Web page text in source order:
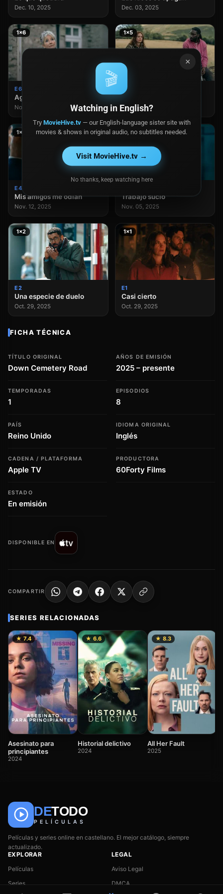
Dec. 10, 2025 Dec. 03, 2025
1×6
E6
Aguas abandonadas
Nov. 26, 2025
1×5
E5
Agonizante
Nov. 19, 2025
1×4
E4
Mis amigos me odian
Nov. 12, 2025
1×3
Trabajo sucio
Nov. 05, 2025
1×2
E2
Una especie de duelo
Oct. 29, 2025
1×1
E1
Casi cierto
Oct. 29, 2025
FICHA TÉCNICA
TÍTULO ORIGINAL
Down Cemetery Road
AÑOS DE EMISIÓN
2025 – presente
TEMPORADAS
1
EPISODIOS
8
PAÍS
Reino Unido
IDIOMA ORIGINAL
Inglés
CADENA / PLATAFORMA
Apple TV
PRODUCTORA
60Forty Films
ESTADO
En emisión
DISPONIBLE EN
COMPARTIR
SERIES RELACIONADAS
★ 7.4
Asesinato para
principiantes
2024
★ 6.6
Historial delictivo
2024
★ 8.3
All Her Fault
2025
DETODO
PELÍCULAS
Películas y series online en castellano. El mejor catálogo, siempre
actualizado.
EXPLORAR
Películas
Series
LEGAL
Aviso Legal
DMCA
×
🎬
Watching in English?
Try MovieHive.tv— our English-language sister site with
movies & shows in original audio, no subtitles needed.
Visit MovieHive.tv →
No thanks, keep watching here
Películas
Series
Anime